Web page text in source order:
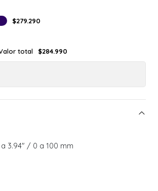
$279.290
total $284.990
3.94" / 0 a 100 mm